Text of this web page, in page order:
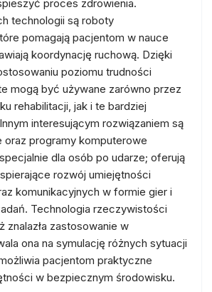
proces zdrowienia.
technologii są roboty
pomagają pacjentom w nauce
koordynację ruchową. Dzięki
poziomu trudności
mogą być używane zarówno przez
rehabilitacji, jak i te bardziej
interesującym rozwiązaniem są
oraz programy komputerowe
dla osób po udarze; oferują
rozwój umiejętności
komunikacyjnych w formie gier i
Technologia rzeczywistości
znalazła zastosowanie w
ona na symulację różnych sytuacji
pacjentom praktyczne
w bezpiecznym środowisku.